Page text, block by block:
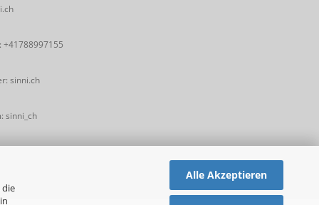
die
Alle Akzeptieren
+41788997155
sinni.ch
sinni_ch